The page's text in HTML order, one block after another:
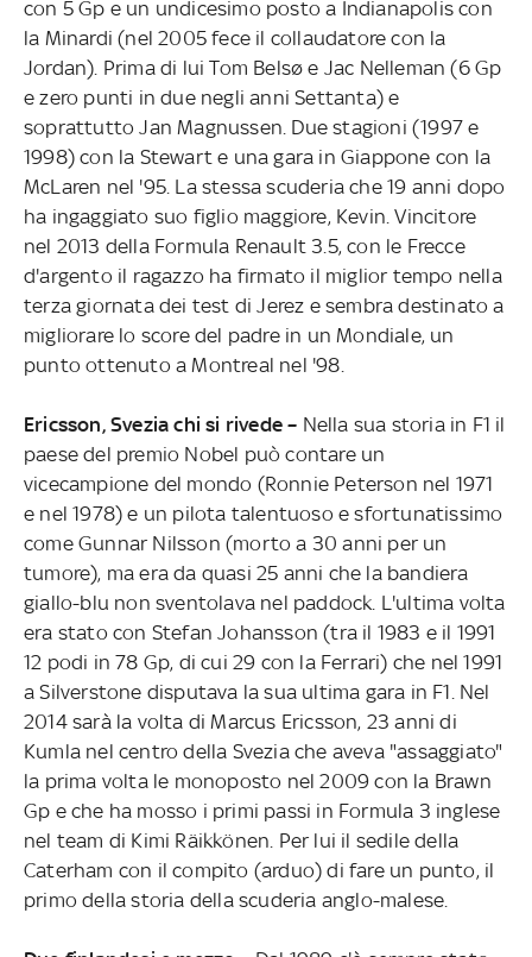
con 5 Gp e un undicesimo posto a Indianapolis con
la Minardi (nel 2005 fece il collaudatore con la
Jordan). Prima di lui Tom Belsø e Jac Nelleman (6 Gp
e zero punti in due negli anni Settanta) e
soprattutto Jan Magnussen. Due stagioni (1997 e
1998) con la Stewart e una gara in Giappone con la
McLaren nel '95. La stessa scuderia che 19 anni dopo
ha ingaggiato suo figlio maggiore, Kevin. Vincitore
nel 2013 della Formula Renault 3.5, con le Frecce
d'argento il ragazzo ha firmato il miglior tempo nella
terza giornata dei test di Jerez e sembra destinato a
migliorare lo score del padre in un Mondiale, un
punto ottenuto a Montreal nel '98.
Ericsson, Svezia chi si rivede – Nella sua storia in F1 il
paese del premio Nobel può contare un
vicecampione del mondo (Ronnie Peterson nel 1971
e nel 1978) e un pilota talentuoso e sfortunatissimo
come Gunnar Nilsson (morto a 30 anni per un
tumore), ma era da quasi 25 anni che la bandiera
giallo-blu non sventolava nel paddock. L'ultima volta
era stato con Stefan Johansson (tra il 1983 e il 1991
12 podi in 78 Gp, di cui 29 con la Ferrari) che nel 1991
a Silverstone disputava la sua ultima gara in F1. Nel
2014 sarà la volta di Marcus Ericsson, 23 anni di
Kumla nel centro della Svezia che aveva "assaggiato"
la prima volta le monoposto nel 2009 con la Brawn
Gp e che ha mosso i primi passi in Formula 3 inglese
nel team di Kimi Räikkönen. Per lui il sedile della
Caterham con il compito (arduo) di fare un punto, il
primo della storia della scuderia anglo-malese.